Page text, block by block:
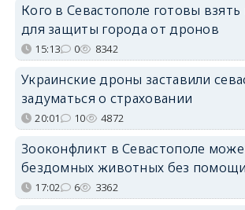
Кого в Севастополе готовы взять
для защиты города от дронов
15:13 0 8342
Украинские дроны заставили
задуматься о страховании
20:01 10 4872
Зооконфликт в Севастополе
бездомных животных без помощи
17:02 6 3362